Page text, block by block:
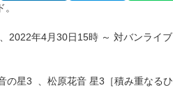
2022年4月30日15時 ～ 対バンライブ
の星3 、松原花音 星3［積み重なるひ